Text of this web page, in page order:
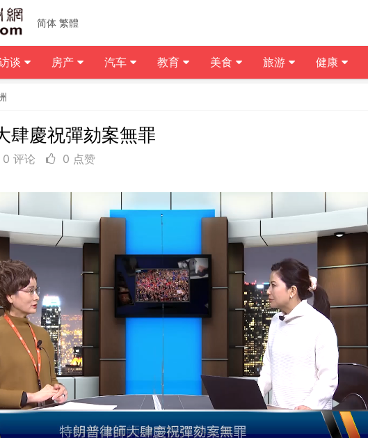
肆慶祝彈劾案無罪
0 评论 0 点赞
简体 繁體
谈 房产 汽车 教育 美食 旅游 健康